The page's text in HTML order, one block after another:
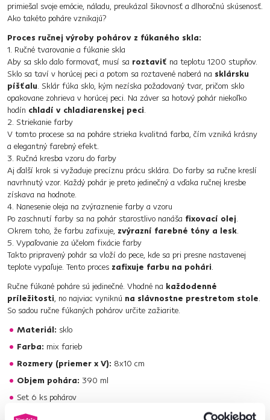
primiešal svoje emócie, náladu, preukázal šikovnosť a dlhoročnú skúsenosť.
Ako takéto poháre vznikajú?
Proces ručnej výroby pohárov z fúkaného skla:
1. Ručné tvarovanie a fúkanie skla
Aby sa sklo dalo formovať, musí sa roztaviť na teplotu 1200 stupňov.
Sklo sa taví v horúcej peci a potom sa roztavené naberá na sklársku
píšťalu. Sklár fúka sklo, kým nezíska požadovaný tvar, pričom sklo
opakovane zohrieva v horúcej peci. Na záver sa hotový pohár niekoľko
hodín chladí v chladiarenskej peci.
2. Striekanie farby
V tomto procese sa na poháre strieka kvalitná farba, čím vzniká krásny
a elegantný farebný efekt.
3. Ručná kresba vzoru do farby
Aj ďalší krok si vyžaduje precíznu prácu sklára. Do farby sa ručne kreslí
navrhnutý vzor. Každý pohár je preto jedinečný a vďaka ručnej kresbe
získava na hodnote.
4. Nanesenie oleja na zvýraznenie farby a vzoru
Po zaschnutí farby sa na pohár starostlivo nanáša fixovací olej.
Okrem toho, že farbu zafixuje, zvýrazní farebné tóny a lesk.
5. Vypaľovanie za účelom fixácie farby
Takto pripravený pohár sa vloží do pece, kde sa pri presne nastavenej
teplote vypaľuje. Tento proces zafixuje farbu na pohári.
Ručne fúkané poháre sú jedinečné. Vhodné na každodenné
príležitosti, no najviac vyniknú na slávnostne prestretom stole.
So sadou ručne fúkaných pohárov určite zažiarite.
Materiál: sklo
Farba: mix farieb
Rozmery (priemer x V): 8x10 cm
Objem pohára: 390 ml
Set 6 ks pohárov
Poháre na vodu